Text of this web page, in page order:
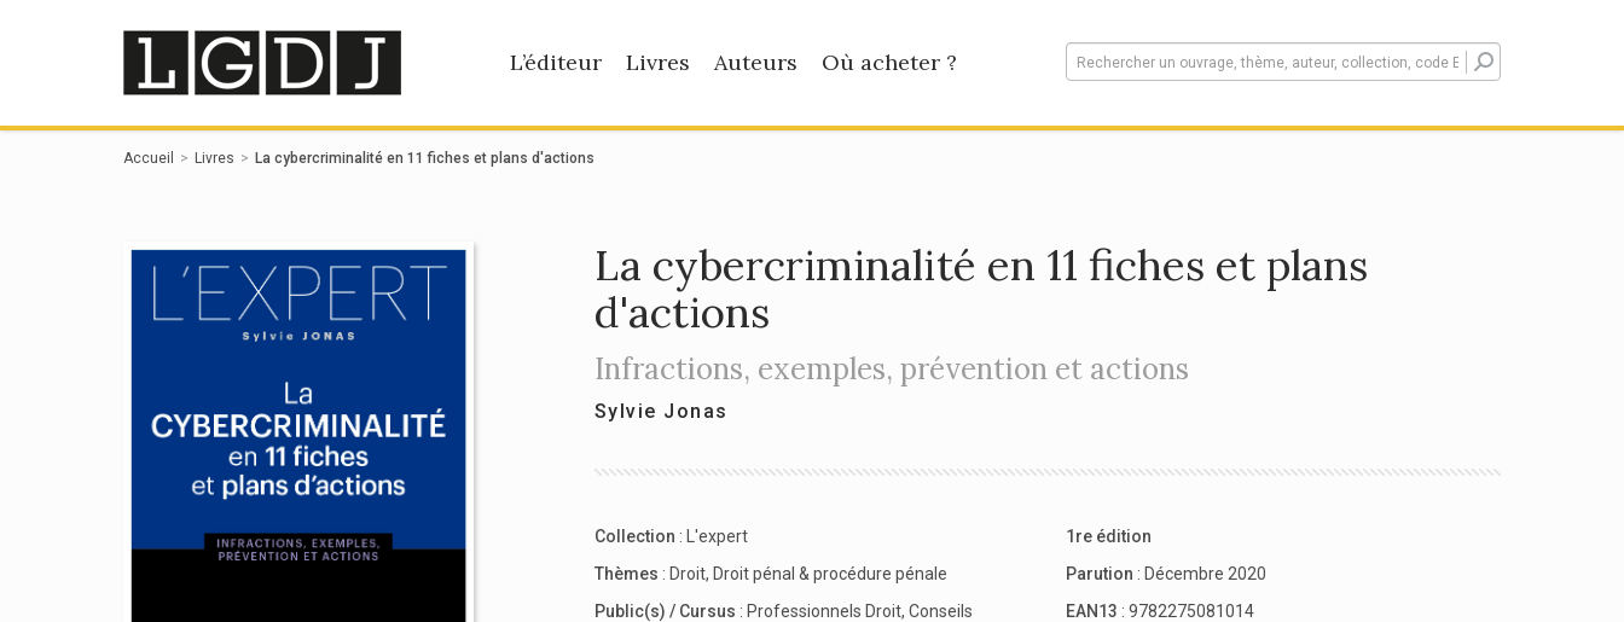
L’éditeur Livres Auteurs Où acheter ?
Accueil Livres La cybercriminalité en 11 fiches et plans d'actions
La cybercriminalité en 11 fiches et plans
d'actions
Infractions, exemples, prévention et actions
Sylvie Jonas
Collection :
L'expert
Thèmes : Droit, Droit pénal & procédure pénale
Public(s) / Cursus : Professionnels Droit, Conseils
1re édition
Parution : Décembre 2020
EAN13 : 9782275081014